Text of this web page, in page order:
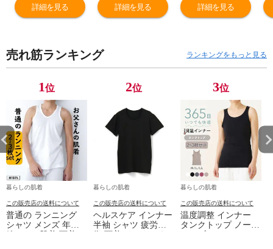
プ 深ばき レギュ
ラー 女性 年間
詳細を見る
プ 深ばき レギュ
ラー 女性 年間
詳細を見る
プ 深ばき レギュ
ラー 女性 年間
詳細を見る
売れ筋ランキング ランキングをもっと見る
1位
暮らしの肌着
この販売店の送料について
普通の ランニング
シャツ メンズ 年間
2位
暮らしの肌着
この販売店の送料について
ヘルスケア インナー
半袖 シャツ 疲労回
3位
暮らしの肌着
この販売店の送料について
温度調整 インナー
タンクトップ ノース